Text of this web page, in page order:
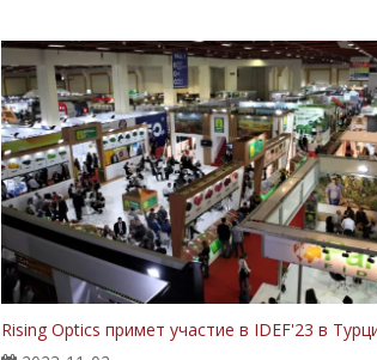
Rising Optics примет участие в IDEF'23 в